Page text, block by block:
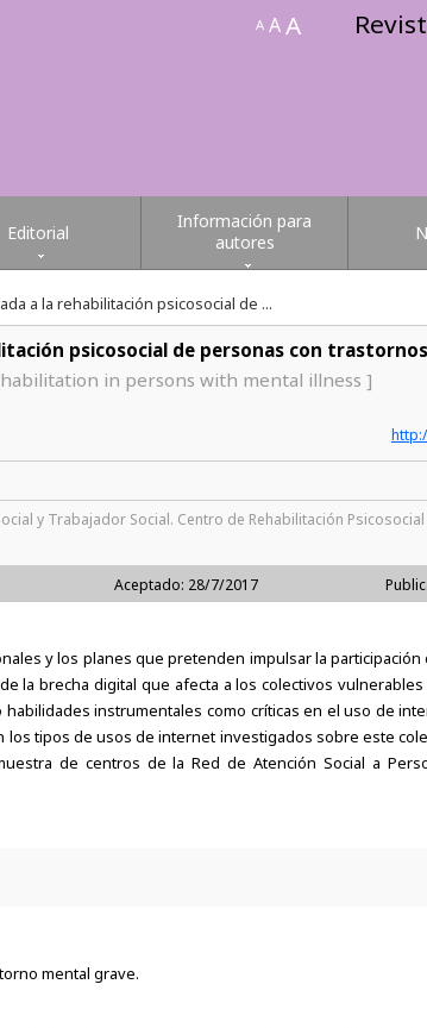
A AA
Editorial
Información para
autores
a la rehabilitación psicosocial de ...
psicosocial de personas con
in persons with mental illness ]
y Trabajador Social. Centro de Rehabilitación
Aceptado: 28/7/2017
y los planes que pretenden impulsar la
la brecha digital que afecta a los colectivos
instrumentales como críticas en el uso de
tipos de usos de internet investigados sobre este
de centros de la Red de Atención Social a
mental grave.